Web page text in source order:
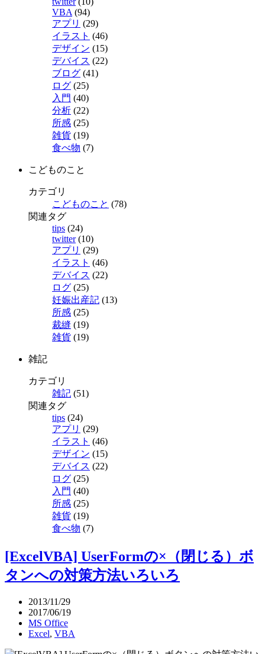
VBA (94)
アプリ (29)
イラスト (46)
デザイン (15)
デバイス (22)
ブログ (41)
ログ (25)
入門 (40)
分析 (22)
所感 (25)
雑貨 (19)
食べ物 (7)
こどものこと
カテゴリ
こどものこと (78)
関連タグ
tips (24)
twitter(10)
アプリ (29)
イラスト (46)
デバイス (22)
ログ (25)
妊娠出産記 (13)
所感 (25)
裁縫 (19)
雑貨 (19)
雑記
カテゴリ
雑記 (51)
関連タグ
tips (24)
アプリ (29)
イラスト (46)
デザイン (15)
デバイス (22)
ログ (25)
入門 (40)
所感 (25)
雑貨 (19)
食べ物 (7)
[ExcelVBA] UserFormの×（閉じる）ボ
タンへの対策方法いろいろ
2013/11/29
2017/06/19
MS Office
Excel, VBA